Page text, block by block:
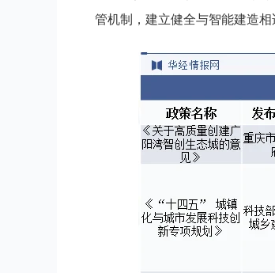
管机制，建立健全与智能建造